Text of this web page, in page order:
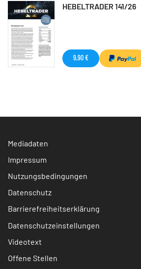
HEBELTRADER 141/26
9,90 €
Mediadaten
Impressum
Nutzungsbedingungen
Datenschutz
Barrierefreiheitserklärung
Datenschutzeinstellungen
Videotext
Offene Stellen